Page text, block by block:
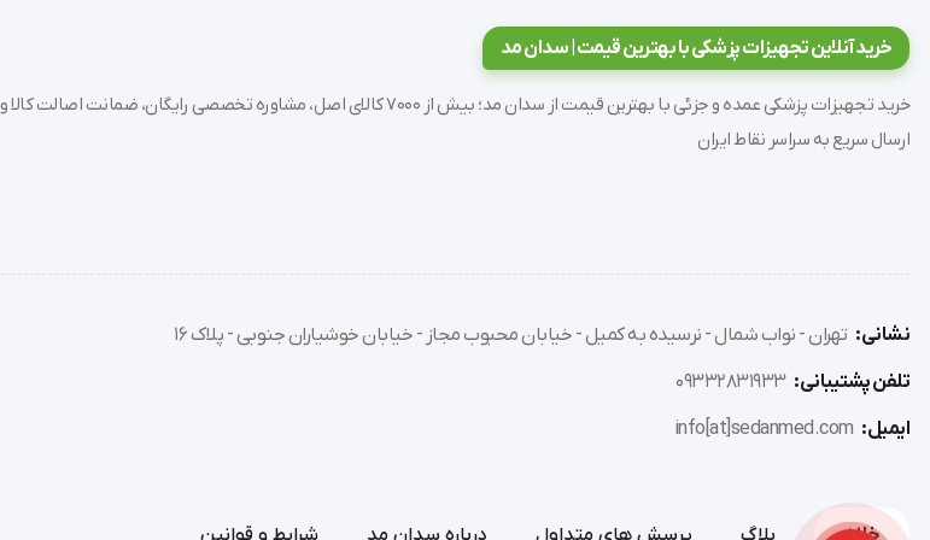
جنس رویه: پلیمر فشرده ABS
نوع ریل کشو: فلزی
خرید آنلاین تجهیزات پزشکی با بهترین قیمت | سدان مد
خرید تجهیزات پزشکی عمده و جزئی با بهترین قیمت از سدان مد؛ بیش از 7000 کالای اصل، مشاوره تخصصی رایگان، ضمانت اصالت کالا و
ارسال سریع به سراسر نقاط ایران
نشانی: تهران - نواب شمال - نرسیده به کمیل - خیابان محبوب مجاز - خیابان خوشیاران جنوبی - پلاک 16
تلفن پشتیبانی: 09332831933
ایمیل: info[at]sedanmed.com
خانه بلاگ پرسش های متداول درباره سدان مد شرایط و قوانین